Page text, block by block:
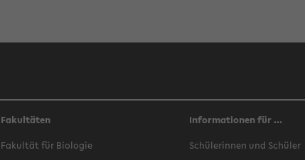
Fakultäten
Fakultät für Biologie
Informationen für ...
Schülerinnen und Schüler